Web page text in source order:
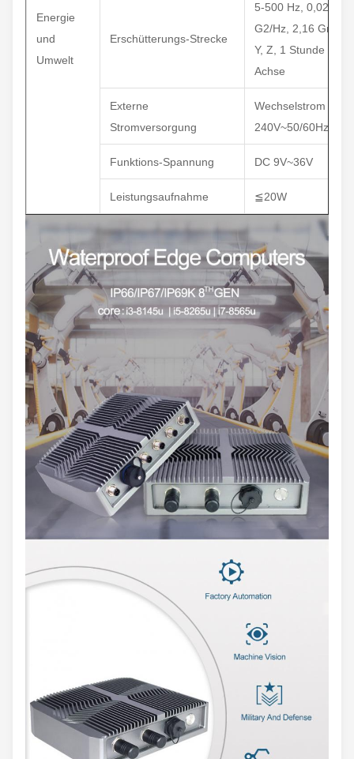
Energie
und
Umwelt
Erschütterungs-Strecke
5-500 Hz, 0,026
G2/Hz, 2,16 Grms,
Y, Z, 1 Stunde pro
Achse
Externe
Stromversorgung
Wechselstrom 100 -
240V~50/60Hz,
Funktions-Spannung DC 9V~36V
Leistungsaufnahme ≦20W